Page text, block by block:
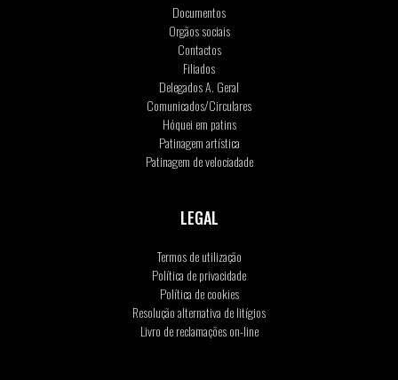
Documentos
Orgãos sociais
Contactos
Filiados
Delegados A. Geral
Comunicados/Circulares
Hóquei em patins
Patinagem artística
Patinagem de velociadade
LEGAL
Termos de utilização
Política de privacidade
Política de cookies
Resolução alternativa de litígios
Livro de reclamações on-line